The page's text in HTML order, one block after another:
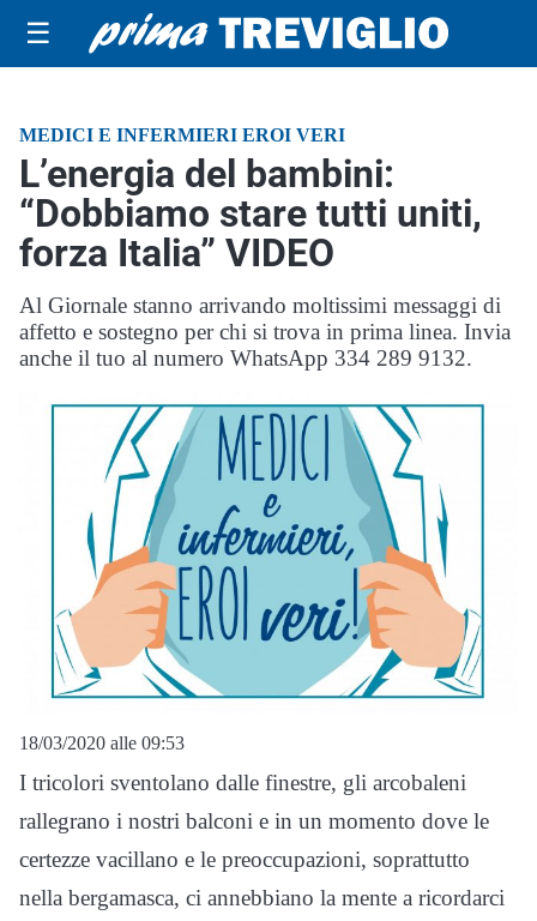
☰
MEDICI E INFERMIERI EROI VERI
L’energia del bambini:
“Dobbiamo stare tutti uniti,
forza Italia” VIDEO
Al Giornale stanno arrivando moltissimi messaggi di
affetto e sostegno per chi si trova in prima linea. Invia
anche il tuo al numero WhatsApp 334 289 9132.
18/03/2020 alle 09:53
I tricolori sventolano dalle finestre, gli arcobaleni
rallegrano i nostri balconi e in un momento dove le
certezze vacillano e le preoccupazioni, soprattutto
nella bergamasca, ci annebbiano la mente a ricordarci